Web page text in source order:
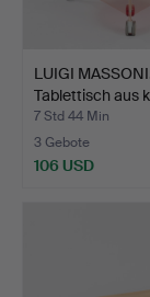
LUIGI
Tablettisch aus
…
7 Std 44 Min
3 Gebote
106 USD